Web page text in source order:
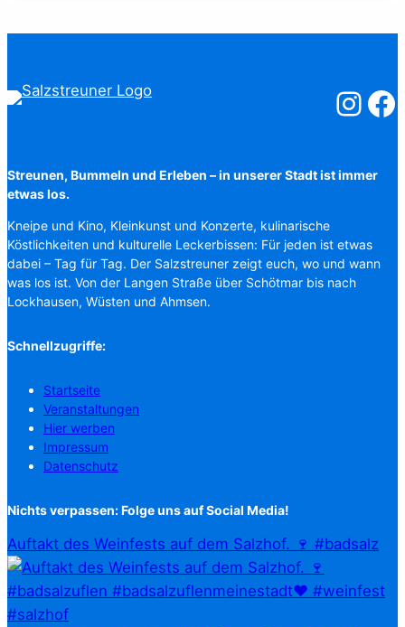
Streunen, Bummeln und Erleben – in unserer Stadt ist immer
etwas los.
Kneipe und Kino, Kleinkunst und Konzerte, kulinarische
Köstlichkeiten und kulturelle Leckerbissen: Für jeden ist etwas
dabei – Tag für Tag. Der Salzstreuner zeigt euch, wo und wann
was los ist. Von der Langen Straße über Schötmar bis nach
Lockhausen, Wüsten und Ahmsen.
Schnellzugriffe:
Startseite
Veranstaltungen
Hier werben
Impressum
Datenschutz
Nichts verpassen: Folge uns auf Social Media!
Auftakt des Weinfests auf dem Salzhof. 🍷 #badsalz